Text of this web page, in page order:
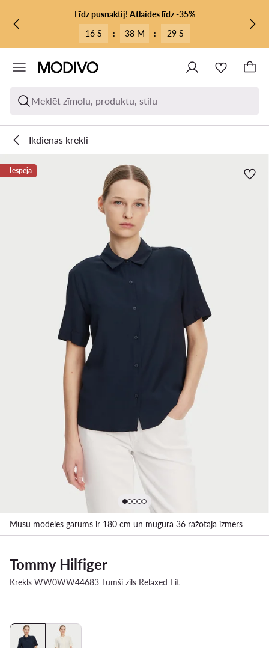
PĀRIET UZ GALVENO SATURU
PĀRIET UZ MEKLĒŠANULīdz pusnaktij! Atlaides līdz -35%
16 S
: 38 M : 29 S
Meklēt zīmolu, produktu, stilu
Ikdienas krekli
Iespēja
Mūsu modeles garums ir 180 cm un mugurā 36 ražotāja izmērs
Tommy Hilfiger
Krekls WW0WW44683 Tumši zils Relaxed Fit